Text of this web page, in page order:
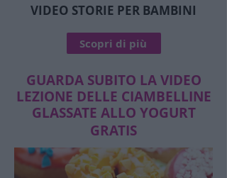
VIDEO STORIE PER BAMBINI
Scopri di più
GUARDA SUBITO LA VIDEO
LEZIONE DELLE CIAMBELLINE
GLASSATE ALLO YOGURT
GRATIS